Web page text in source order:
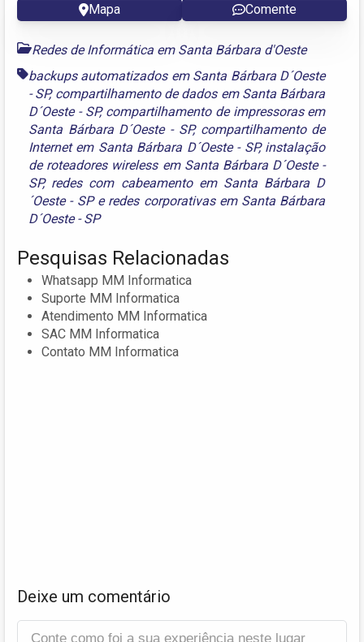
Mapa Comente
Redes de Informática em Santa Bárbara d'Oeste
backups automatizados em Santa Bárbara D´Oeste
- SP, compartilhamento de dados em Santa Bárbara
D´Oeste - SP, compartilhamento de impressoras em
Santa Bárbara D´Oeste - SP, compartilhamento de
Internet em Santa Bárbara D´Oeste - SP, instalação
de roteadores wireless em Santa Bárbara D´Oeste -
SP, redes com cabeamento em Santa Bárbara D
´Oeste - SPe redes corporativas em Santa Bárbara
D´Oeste - SP
Pesquisas Relacionadas
Whatsapp MM Informatica
Suporte MM Informatica
Atendimento MM Informatica
SAC MM Informatica
Contato MM Informatica
Deixe um comentário